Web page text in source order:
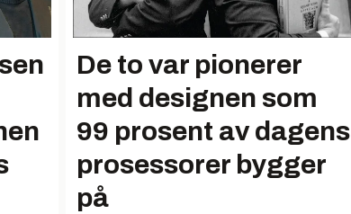
De to var pionerer
med designen som
99 prosent av dagens
prosessorer bygger
på